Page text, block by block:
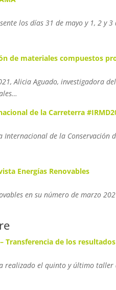
los días 31 de mayo y 1, 2
de materiales compuestos
Alicia Aguado, investigadora
de la Carreterra
Internacional de la Conservación
Energías Renovables
en su número de marzo
– Transferencia de los
realizado el quinto y último taller